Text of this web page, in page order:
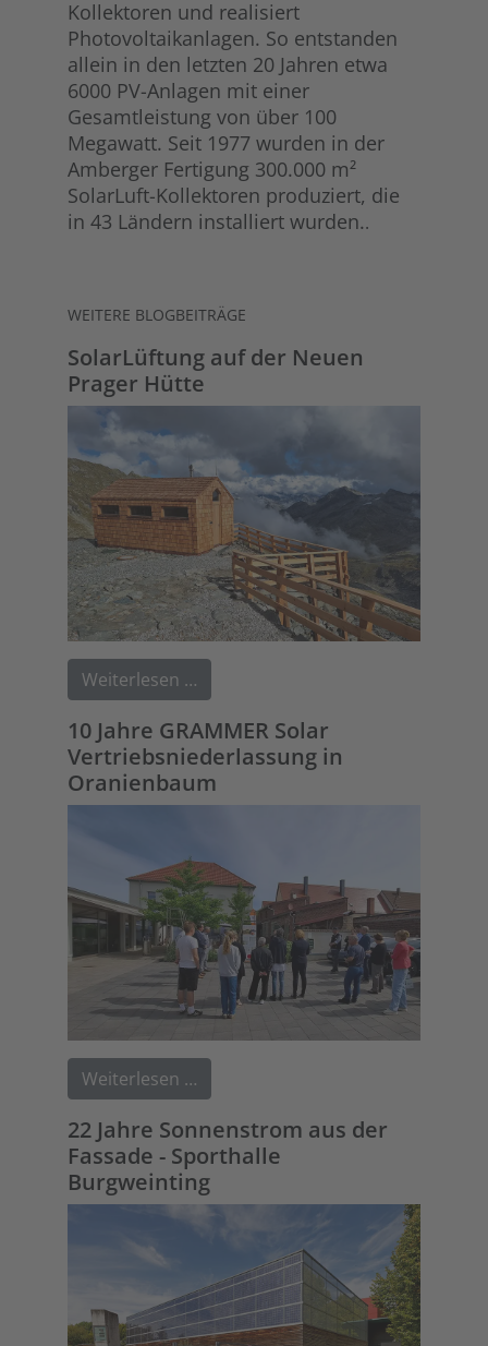
Kollektoren und realisiert
Photovoltaikanlagen. So entstanden
allein in den letzten 20 Jahren etwa
6000 PV-Anlagen mit einer
Gesamtleistung von über 100
Megawatt. Seit 1977 wurden in der
Amberger Fertigung 300.000 m²
SolarLuft-Kollektoren produziert, die
in 43 Ländern installiert wurden..
WEITERE BLOGBEITRÄGE
SolarLüftung auf der Neuen
Prager Hütte
Weiterlesen …
10 Jahre GRAMMER Solar
Vertriebsniederlassung in
Oranienbaum
Weiterlesen …
22 Jahre Sonnenstrom aus der
Fassade - Sporthalle
Burgweinting